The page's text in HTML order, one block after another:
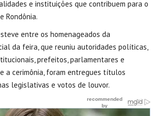
e instituições que contribuem para o
Rondônia.
entre os homenageados da
da feira, que reuniu autoridades políticas,
prefeitos, parlamentares e
a cerimônia, foram entregues títulos
legislativas e votos de louvor.